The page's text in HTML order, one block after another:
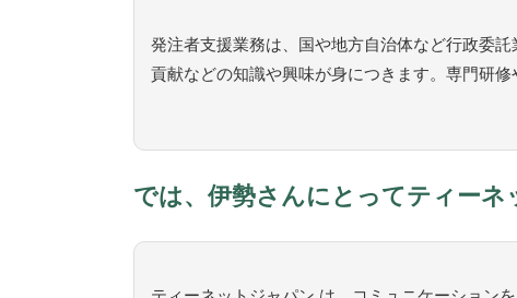
発注者支援業務は、国や地方自治体など行政委
貢献などの知識や興味が身につきます。専門研
では、伊勢さんにとってティー